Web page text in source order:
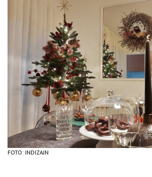
FOTO: INDIZAJN